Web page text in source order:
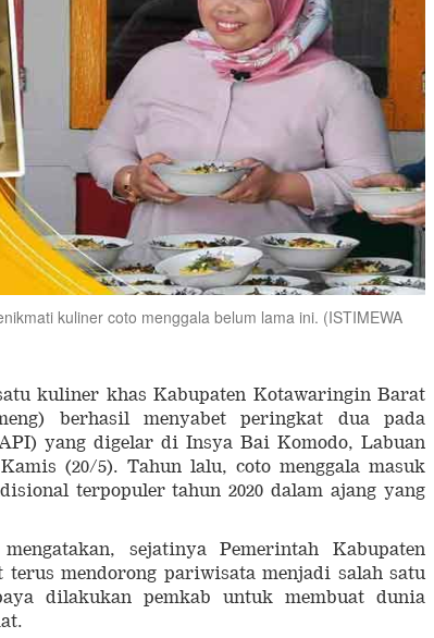
kuliner coto menggala belum lama ini. (ISTIMEWA
kuliner khas Kabupaten Kotawaringin Barat
berhasil menyabet peringkat dua pada
yang digelar di Insya Bai Komodo, Labuan
(20/5). Tahun lalu, coto menggala masuk
terpopuler tahun 2020 dalam ajang yang
sejatinya Pemerintah Kabupaten
mendorong pariwisata menjadi salah satu
dilakukan pemkab untuk membuat dunia